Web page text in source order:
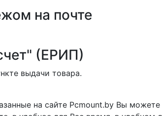
на почте
(ЕРИП)
выдачи товара.
на сайте Pcmount.by Вы